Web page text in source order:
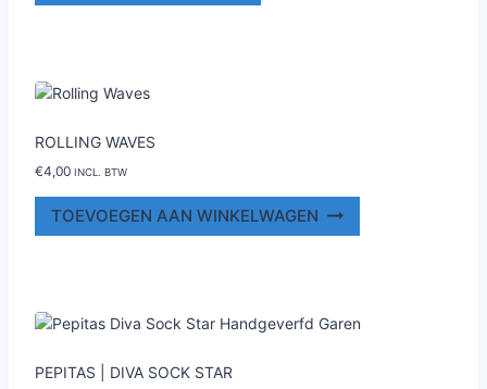
op
de
ROLLING WAVES
€4,00 INCL. BTW
TOEVOEGEN AAN WINKELWAGEN
PEPITAS | DIVA SOCK STAR